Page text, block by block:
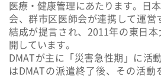
医療・健康管理にあたります。日
会、群市区医師会が連携して運営
結成が提言され、2011年の東日
開しています。
DMATが主に「災害急性期」に活
はDMATの派遣終了後、その活動